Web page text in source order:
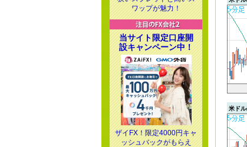
米ド
ワップが魅力！
当サイト限定口座開
設キャンペーン中！
ザイFX！限定4000円キャ
ッシュバックがもらえ